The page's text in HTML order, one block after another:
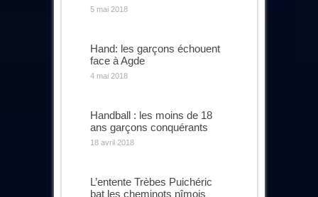
5 mai 2018
Hand: les garçons échouent
face à Agde
4 mai 2018
Handball : les moins de 18
ans garçons conquérants
18 avril 2018
L’entente Trèbes Puichéric
bat les cheminots nîmois